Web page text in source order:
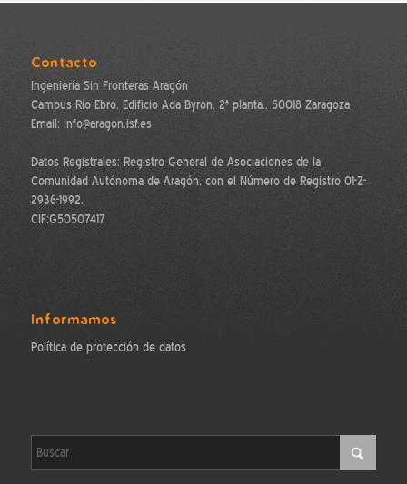
Contacto
Ingeniería Sin Fronteras Aragón
Campus Río Ebro. Edificio Ada Byron, 2ª planta., 50018 Zaragoza
Email: info@aragon.isf.es
Datos Registrales: Registro General de Asociaciones de la
Comunidad Autónoma de Aragón, con el Número de Registro 01-Z-
2936-1992.
CIF:G50507417
Informamos
Política de protección de datos